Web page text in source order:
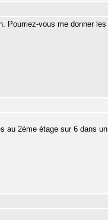
Pourriez-vous me donner
au 2ème étage sur 6 dans